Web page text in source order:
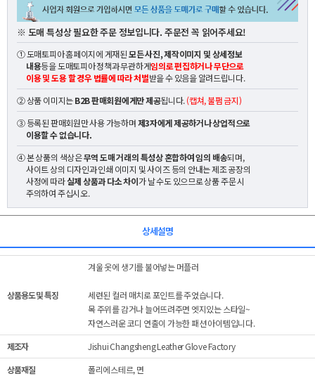
※ 도매 특성상 필요한 주문 정보입니다. 주문전 꼭 읽어주세요!
① 도매토피아 홈페이지에 게재된모든 사진, 제작이미지 및 상세정보
내용등을 도매토피아 정책과 무관하게임의로 편집하거나 무단으로
이용 및 도용 할 경우 법률에 따라 처벌받을 수 있음을 알려드립니다.
② 상품 이미지는B2B 판매회원에게만 제공됩니다.(캡쳐, 불펌 금지)
③ 등록된 판매회원만 사용 가능하며제3자에게 제공하거나 상업적으로
이용할 수 없습니다.
④ 본 상품의 색상은무역 도매 거래의 특성상 혼합하여 임의 배송되며,
사이트 상의 디자인과 인쇄 이미지 및 사이즈 등의 안내는 제조 공장의
사정에 따라실제 상품과 다소 차이가 날 수도 있으므로 상품 주문 시
주의하여 주십시오.
상세설명
상품용도 및 특징
겨울 옷에 생기를 불어넣는 머플러
세련된 컬러 매치로 포인트를 주었습니다.
목 주위를 감거나 늘어뜨려주면 엣지있는 스타일~
자연스러운 코디 연출이 가능한 패션 아이템입니다.
제조자
Jishui Changsheng Leather Glove Factory
상품재질
폴리에스테르, 면